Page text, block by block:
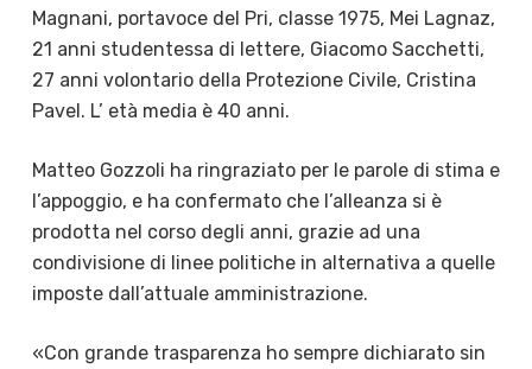
Magnani, portavoce del Pri, classe 1975, Mei Lagnaz,
21 anni studentessa di lettere, Giacomo Sacchetti,
27 anni volontario della Protezione Civile, Cristina
Pavel. L’ età media è 40 anni.
Matteo Gozzoli ha ringraziato per le parole di stima e
l’appoggio, e ha confermato che l’alleanza si è
prodotta nel corso degli anni, grazie ad una
condivisione di linee politiche in alternativa a quelle
imposte dall’attuale amministrazione.
«Con grande trasparenza ho sempre dichiarato sin